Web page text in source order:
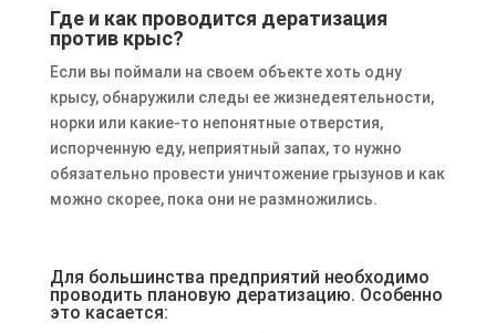
Где и как проводится дератизация
против крыс?
Если вы поймали на своем объекте хоть одну
крысу, обнаружили следы ее жизнедеятельности,
норки или какие-то непонятные отверстия,
испорченную еду, неприятный запах, то нужно
обязательно провести уничтожение грызунов и как
можно скорее, пока они не размножились.
Для большинства предприятий необходимо
проводить плановую дератизацию. Особенно
это касается: